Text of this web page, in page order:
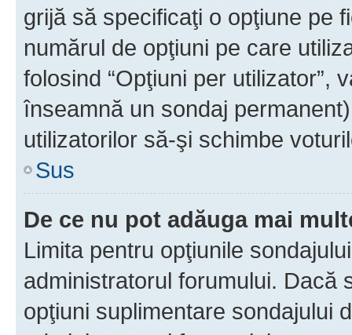
grijă să specificaţi o opţiune pe
numărul de opţiuni pe care
folosind “Opţiuni per utilizator”,
înseamnă un sondaj
utilizatorilor să-şi schimbe
Sus
De ce nu pot adăuga mai
Limita pentru opţiunile
administratorul forumului. Dacă
opţiuni suplimentare sondajului